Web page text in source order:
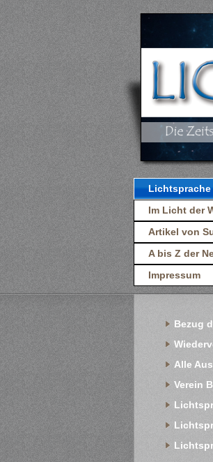
Lichtsprache
Im Licht der
Artikel von
A bis Z der
Impressum
Bezug
Alle
Verein